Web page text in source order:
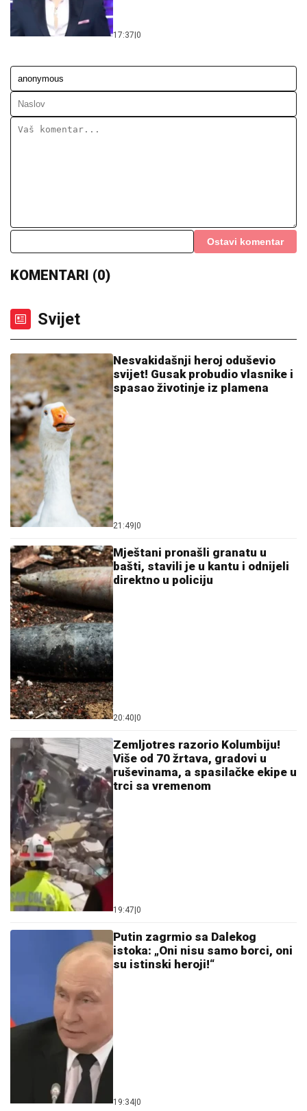
17:37 0
Ostavi komentar
KOMENTARI (0)
Svijet
Nesvakidašnji heroj oduševio
svijet! Gusak probudio vlasnike i
spasao životinje iz plamena
21:49 0
Mještani pronašli granatu u
bašti, stavili je u kantu i odnijeli
direktno u policiju
20:40 0
Zemljotres razorio Kolumbiju!
Više od 70 žrtava, gradovi u
ruševinama, a spasilačke ekipe u
trci sa vremenom
19:47 0
Putin zagrmio sa Dalekog
istoka: „Oni nisu samo borci, oni
su istinski heroji!“
19:34 0